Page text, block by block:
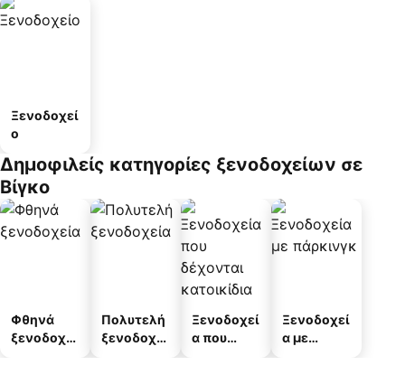
Ξενοδοχεί
ο
Δημοφιλείς κατηγορίες ξενοδοχείων σε
Βίγκο
Φθηνά
ξενοδοχεί
Πολυτελή
ξενοδοχεί
Ξενοδοχεί
α που
Ξενοδοχεί
α με